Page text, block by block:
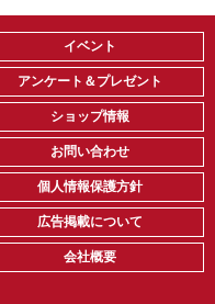
イベント
アンケート＆プレゼント
ショップ情報
お問い合わせ
個人情報保護方針
広告掲載について
会社概要